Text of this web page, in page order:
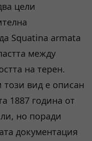
цели
Squatina armata
между
на терен.
вид е описан
1887 година от
но поради
документация